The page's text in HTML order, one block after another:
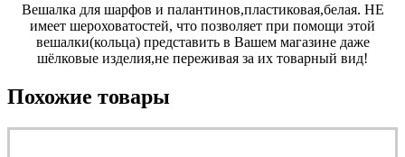
Вешалка для шарфов и палантинов,пластиковая,белая. НЕ
имеет шероховатостей, что позволяет при помощи этой
вешалки(кольца) представить в Вашем магазине даже
шёлковые изделия,не переживая за их товарный вид!
Похожие товары